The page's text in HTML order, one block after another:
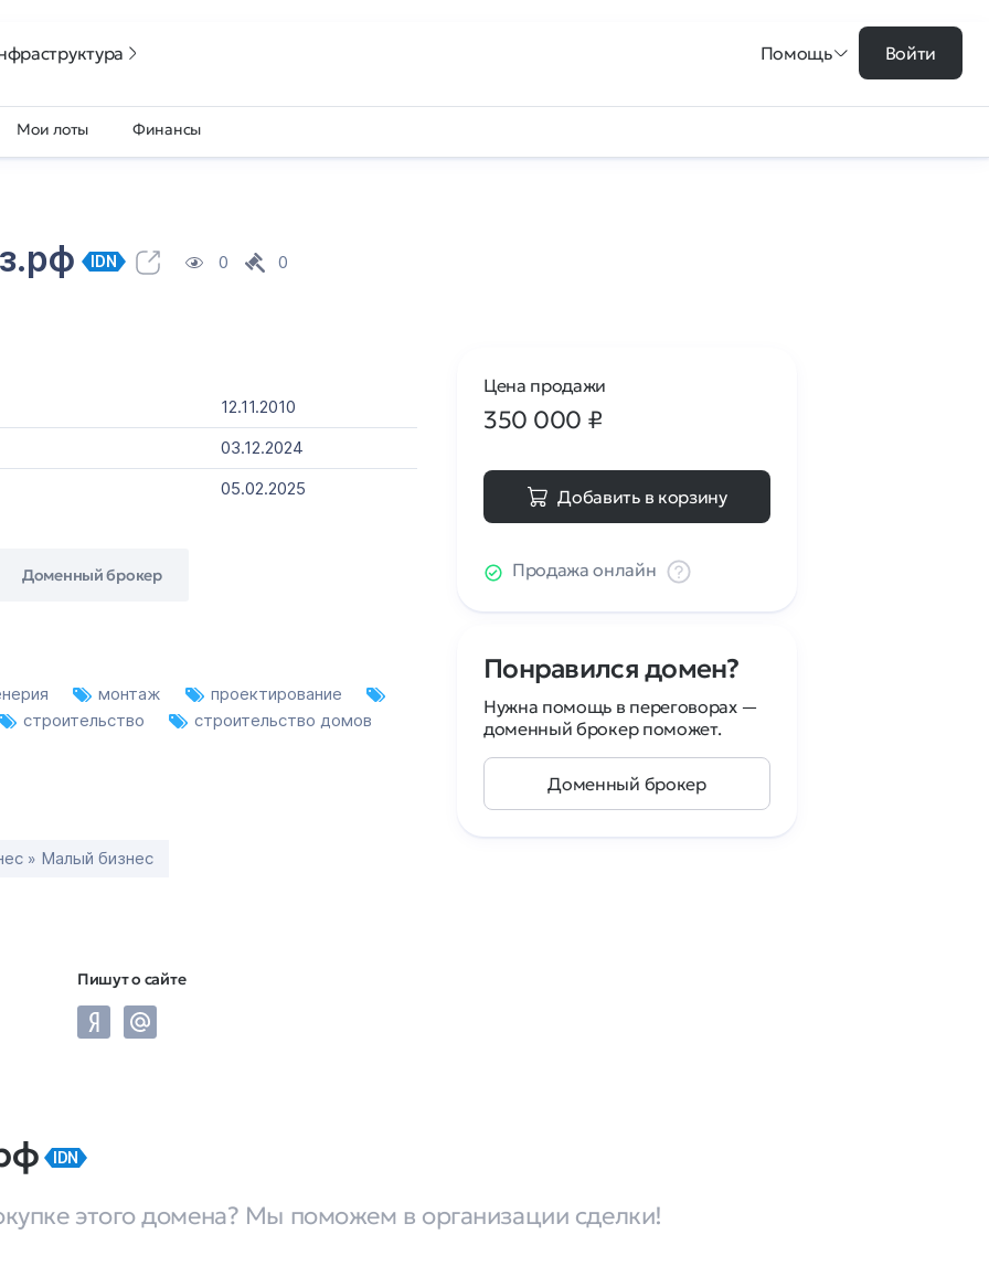
Помощь Войти
Мои лоты Финансы
IDN 0 0
12.11.2010
03.12.2024
05.02.2025
Доменный брокер
монтаж
проектирование
строительство
строительство домов
» Малый бизнес
Пишут о сайте
Цена продажи
350 000 ₽
Добавить в корзину
Продажа онлайн
Понравился домен?
Нужна помощь в переговорах —
доменный брокер поможет.
Доменный брокер
IDN
этого домена? Мы поможем в организации сделки!